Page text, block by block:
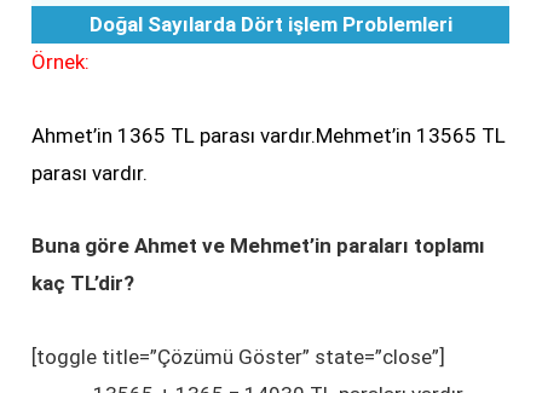
Doğal Sayılarda Dört işlem Problemleri
Örnek:
Ahmet’in 1365 TL parası vardır.Mehmet’in 13565 TL
parası vardır.
Buna göre Ahmet ve Mehmet’in paraları toplamı
kaç TL’dir?
[toggle title=”Çözümü Göster” state=”close”]